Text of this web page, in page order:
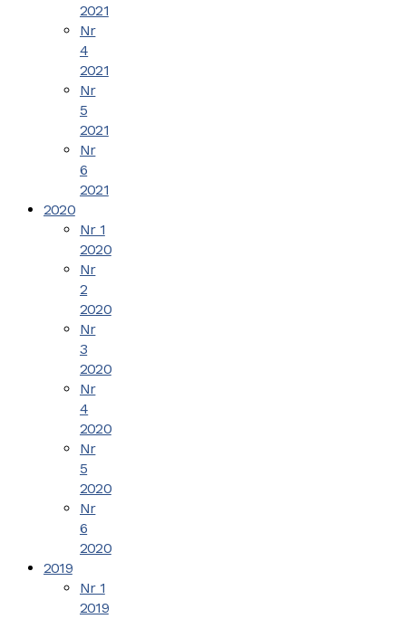
2021
Nr
4
2021
Nr
5
2021
Nr
6
2021
2020
Nr 1
2020
Nr
2
2020
Nr
3
2020
Nr
4
2020
Nr
5
2020
Nr
6
2020
2019
Nr 1
2019